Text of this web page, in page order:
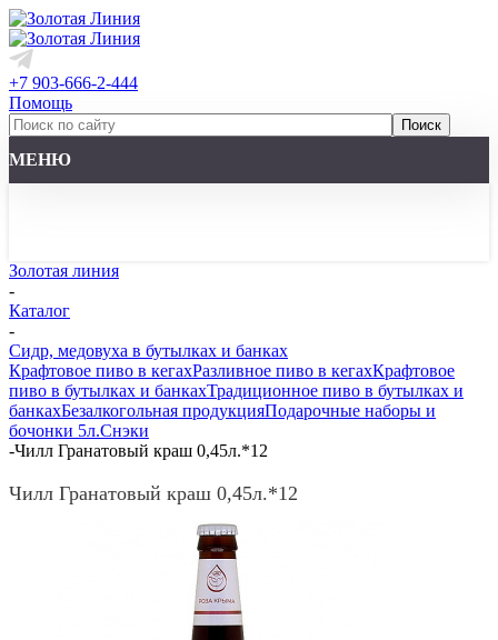
+7 903-666-2-444
Помощь
МЕНЮ
Золотая линия
-
Каталог
-
Сидр, медовуха в бутылках и банках
Крафтовое пиво в кегахРазливное пиво в кегахКрафтовое
пиво в бутылках и банкахТрадиционное пиво в бутылках и
банкахБезалкогольная продукцияПодарочные наборы и
бочонки 5л.Снэки
-Чилл Гранатовый краш 0,45л.*12
Чилл Гранатовый краш 0,45л.*12